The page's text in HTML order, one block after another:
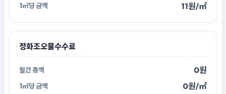
11원/㎡
정화조오물수수료
0원
0원/㎡